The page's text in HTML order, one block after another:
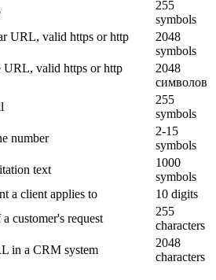
255
symbols
URL, valid https or http
2048
symbols
URL, valid https or http
2048
символов
255
symbols
number
2-15
symbols
text
1000
symbols
a client applies to
10 digits
customer's request
255
characters
in a CRM system
2048
characters